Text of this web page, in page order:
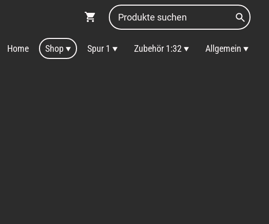
Home Shop Spur 1 Zubehör 1:32 Allgemein